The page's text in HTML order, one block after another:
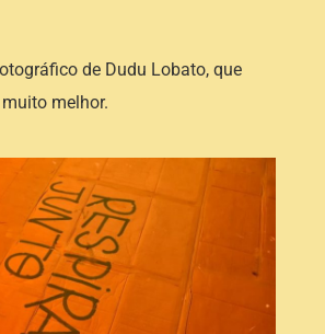
de Dudu Lobato, que
melhor.
© Dudu Lobato